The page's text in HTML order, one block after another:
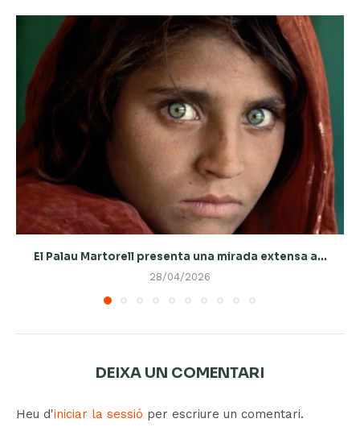
El Palau Martorell presenta una mirada extensa a...
28/04/2026
DEIXA UN COMENTARI
Heu d'iniciar la sessió per escriure un comentari.